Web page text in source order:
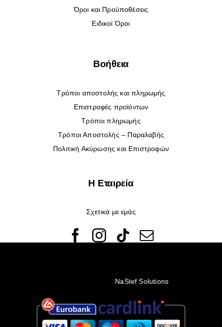
Όροι και Προϋποθέσεις
Ειδικοί Όροι
Βοήθεια
Τρόποι αποστολής και πληρωμής
Επιστροφές προϊόντων
Τρόποι πληρωμής
Τρόποι Αποστολής – Παραλαβής
Πολιτική Ακύρωσης και Επιστροφών
Η Εταιρεία
Σχετικά με εμάς
NaStef Solutions